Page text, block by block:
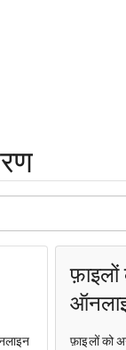
फ़ाइलों को